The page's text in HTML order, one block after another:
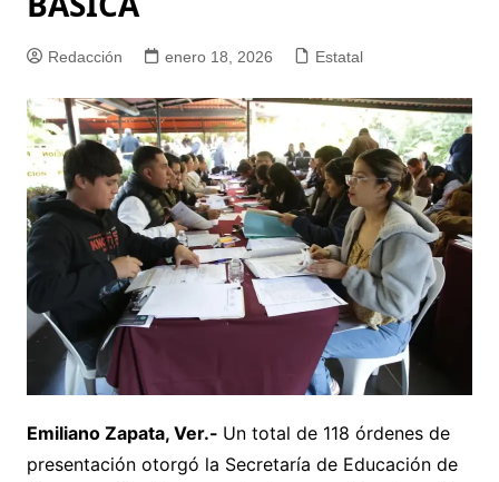
Redacción enero 18, 2026 Estatal
Emiliano Zapata, Ver.- Un total de 118 órdenes de
presentación otorgó la Secretaría de Educación de